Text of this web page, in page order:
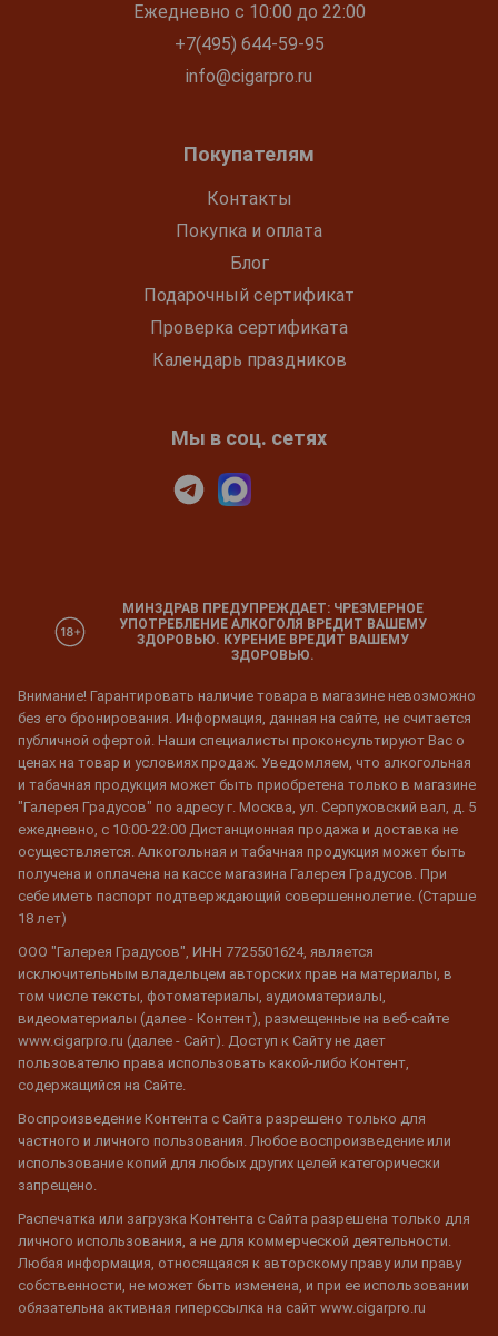
Ежедневно с 10:00 до 22:00
+7(495) 644-59-95
info@cigarpro.ru
Покупателям
Контакты
Покупка и оплата
Блог
Подарочный сертификат
Проверка сертификата
Календарь праздников
Мы в соц. сетях
МИНЗДРАВ ПРЕДУПРЕЖДАЕТ: ЧРЕЗМЕРНОЕ
УПОТРЕБЛЕНИЕ АЛКОГОЛЯ ВРЕДИТ ВАШЕМУ
ЗДОРОВЬЮ. КУРЕНИЕ ВРЕДИТ ВАШЕМУ
ЗДОРОВЬЮ.
Внимание! Гарантировать наличие товара в магазине невозможно
без его бронирования. Информация, данная на сайте, не считается
публичной офертой. Наши специалисты проконсультируют Вас о
ценах на товар и условиях продаж. Уведомляем, что алкогольная
и табачная продукция может быть приобретена только в магазине
"Галерея Градусов" по адресу г. Москва, ул. Серпуховский вал, д. 5
ежедневно, с 10:00-22:00 Дистанционная продажа и доставка не
осуществляется. Алкогольная и табачная продукция может быть
получена и оплачена на кассе магазина Галерея Градусов. При
себе иметь паспорт подтверждающий совершеннолетие. (Старше
18 лет)
ООО "Галерея Градусов", ИНН 7725501624, является
исключительным владельцем авторских прав на материалы, в
том числе тексты, фотоматериалы, аудиоматериалы,
видеоматериалы (далее - Контент), размещенные на веб-сайте
www.cigarpro.ru (далее - Сайт). Доступ к Сайту не дает
пользователю права использовать какой-либо Контент,
содержащийся на Сайте.
Воспроизведение Контента с Сайта разрешено только для
частного и личного пользования. Любое воспроизведение или
использование копий для любых других целей категорически
запрещено.
Распечатка или загрузка Контента с Сайта разрешена только для
личного использования, а не для коммерческой деятельности.
Любая информация, относящаяся к авторскому праву или праву
собственности, не может быть изменена, и при ее использовании
обязательна активная гиперссылка на сайт www.cigarpro.ru